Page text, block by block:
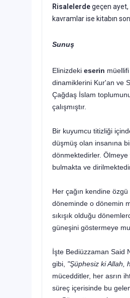
Risalelerdegeçen ayet,
kavramlar ise kitabın
Sunuş
Elinizdeki eserin müellifi
dinamiklerini Kur'an ve
Çağdaş İslam
çalışmıştır.
Bir kuyumcu titizliği
düşmüş olan insanına
dönmektedirler. Ölmeye
bulmakta ve
Her çağın kendine
döneminde o dönemin
sıkışık olduğu
güneşini göstermeye
İşte Bediüzzaman Said
gibi, "Şüphesiz ki Allah,
mücedditler, her asrın
süreç içerisinde bu